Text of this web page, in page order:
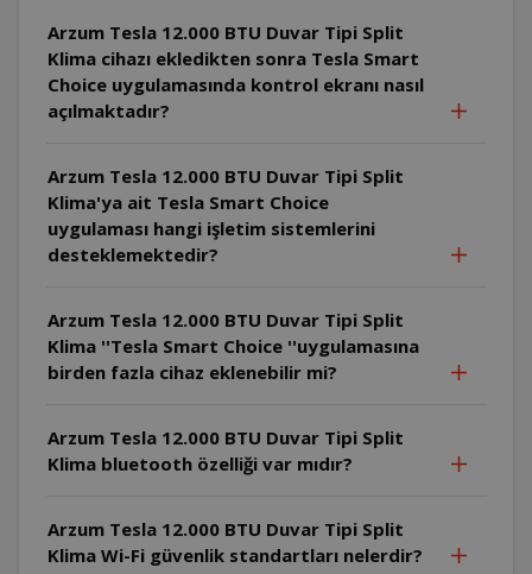
Arzum Tesla 12.000 BTU Duvar Tipi Split
Klima cihazı ekledikten sonra Tesla Smart
Choice uygulamasında kontrol ekranı nasıl
açılmaktadır?
Arzum Tesla 12.000 BTU Duvar Tipi Split
Klima'ya ait Tesla Smart Choice
uygulaması hangi işletim sistemlerini
desteklemektedir?
Arzum Tesla 12.000 BTU Duvar Tipi Split
Klima ''Tesla Smart Choice ''uygulamasına
birden fazla cihaz eklenebilir mi?
Arzum Tesla 12.000 BTU Duvar Tipi Split
Klima bluetooth özelliği var mıdır?
Arzum Tesla 12.000 BTU Duvar Tipi Split
Klima Wi-Fi güvenlik standartları nelerdir?